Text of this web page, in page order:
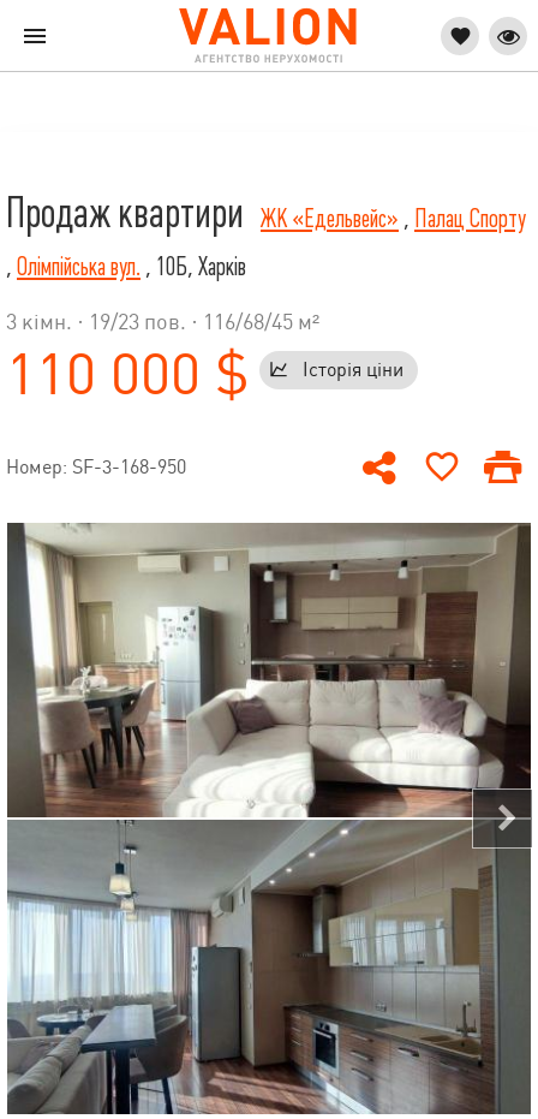
Продаж квартири ЖК «Едельвейс» , Палац Спорту
, Олімпійська вул. , 10Б, Харків
3 кімн. · 19/23 пов. · 116/68/45 м²
110 000 $ Історія ціни
Номер: SF-3-168-950